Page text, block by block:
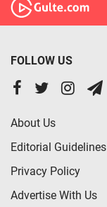
FOLLOW US
About Us
Editorial Guidelines
Privacy Policy
Advertise With Us